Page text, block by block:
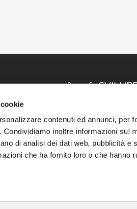
contenuti ed annunci, per
inoltre informazioni sul
di analisi dei dati web, pubblicità e
che ha fornito loro o che hanno
INIZIO STORIE